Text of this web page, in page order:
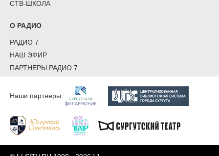
СТВ-ШКОЛА
О РАДИО
РАДИО 7
НАШ ЭФИР
ПАРТНЕРЫ РАДИО 7
Наши партнеры: